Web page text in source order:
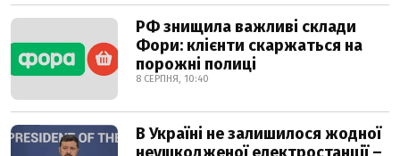
РФ знищила важливі склади
Фори: клієнти скаржаться на
порожні полиці
8 СЕРПНЯ, 10:40
В Україні не залишилося жодної